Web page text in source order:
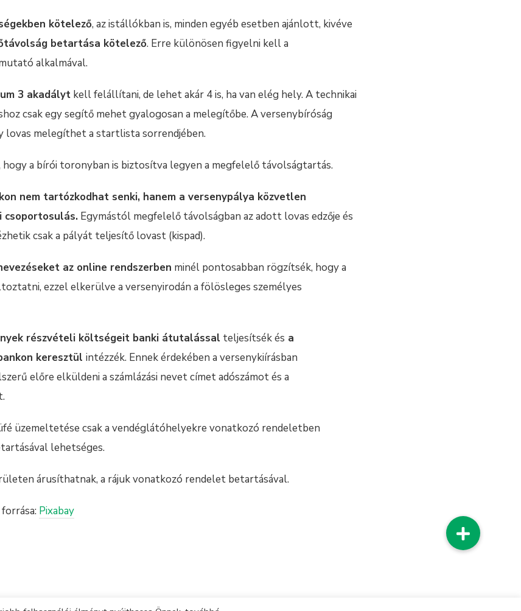
kötelező, az istállókban is, minden egyéb esetben ajánlott, kivéve
betartása kötelező. Erre különösen figyelni kell a
alkalmával.
3 akadályt kell felállítani, de lehet akár 4 is, ha van elég hely. A technikai
csak egy segítő mehet gyalogosan a melegítőbe. A versenybíróság
lovas melegíthet a startlista sorrendjében.
a bírói toronyban is biztosítva legyen a megfelelő távolságtartás.
nem tartózkodhat senki, hanem a versenypálya közvetlen
csoportosulás. Egymástól megfelelő távolságban az adott lovas edzője és
csak a pályát teljesítő lovast (kispad).
az online rendszerben minél pontosabban rögzítsék, hogy a
ezzel elkerülve a versenyirodán a fölösleges személyes
részvételi költségeit banki átutalással teljesítsék és a
keresztül intézzék. Ennek érdekében a versenykiírásban
előre elküldeni a számlázási nevet címet adószámot és a
üzemeltetése csak a vendéglátóhelyekre vonatkozó rendeletben
lehetséges.
árusíthatnak, a rájuk vonatkozó rendelet betartásával.
Pixabay